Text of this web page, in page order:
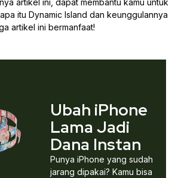
artikel ini, dapat membantu kamu untuk
itu Dynamic Island dan keunggulannya
artikel ini bermanfaat!
Ubah iPhone
Lama Jadi
Dana Instan
Punya iPhone yang sudah
jarang dipakai? Kamu bisa